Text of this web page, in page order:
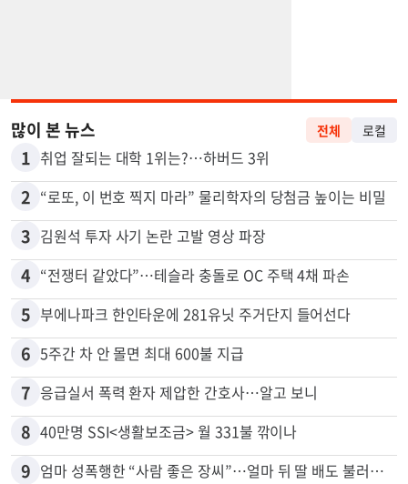
많이 본 뉴스 전체 로컬
1 취업 잘되는 대학 1위는?…하버드 3위
2 “로또, 이 번호 찍지 마라” 물리학자의 당첨금 높이는 비밀
3 김원석 투자 사기 논란 고발 영상 파장
4 “전쟁터 같았다”…테슬라 충돌로 OC 주택 4채 파손
5 부에나파크 한인타운에 281유닛 주거단지 들어선다
6 5주간 차 안 몰면 최대 600불 지급
7 응급실서 폭력 환자 제압한 간호사…알고 보니
8 40만명 SSI<생활보조금> 월 331불 깎이나
9 엄마 성폭행한 “사람 좋은 장씨”…얼마 뒤 딸 배도 불러왔다